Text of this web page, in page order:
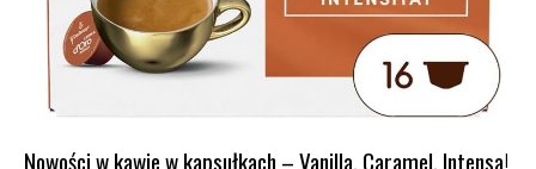
Nowości w kawie w kapsułkach – Vanilla, Caramel, Intensa!